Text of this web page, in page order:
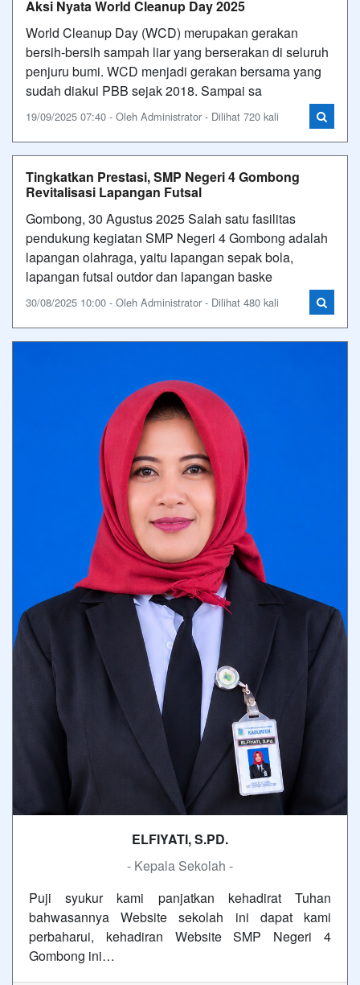
Aksi Nyata World Cleanup Day 2025
World Cleanup Day (WCD) merupakan gerakan
bersih-bersih sampah liar yang berserakan di seluruh
penjuru bumi. WCD menjadi gerakan bersama yang
sudah diakui PBB sejak 2018. Sampai sa
19/09/2025 07:40 - Oleh Administrator - Dilihat 720 kali
Tingkatkan Prestasi, SMP Negeri 4 Gombong
Revitalisasi Lapangan Futsal
Gombong, 30 Agustus 2025 Salah satu fasilitas
pendukung kegiatan SMP Negeri 4 Gombong adalah
lapangan olahraga, yaitu lapangan sepak bola,
lapangan futsal outdor dan lapangan baske
30/08/2025 10:00 - Oleh Administrator - Dilihat 480 kali
ELFIYATI, S.PD.
- Kepala Sekolah -
Puji syukur kami panjatkan kehadirat Tuhan
bahwasannya Website sekolah ini dapat kami
perbaharui, kehadiran Website SMP Negeri 4
Gombong ini…